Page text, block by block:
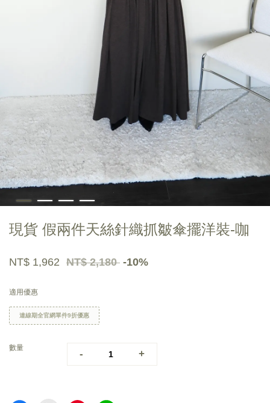
現貨 假兩件天絲針織抓皺傘擺洋裝-咖
NT$ 1,962 NT$ 2,180 -10%
適用優惠
連線期全官網單件9折優惠
數量
- +